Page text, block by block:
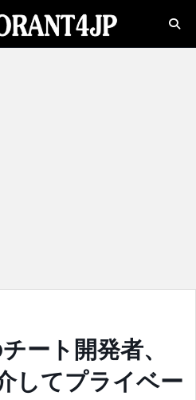
ート開発者、
してプライベー